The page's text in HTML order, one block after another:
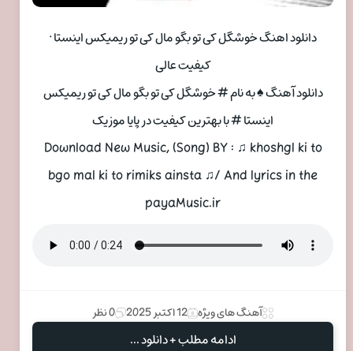
دانلود اهنگ خوشگل کی تو بگو مال کی تو ریمیکس اینستا ·
کیفیت عالی
دانلود آهنگ ♠ به نام # خوشگل کی تو بگو مال کی تو ریمیکس
اینستا # با بهترین کیفیت در پایا موزیک
Download New Music, (Song) BY : ♫ khoshgl ki to
bgo mal ki to rimiks ainsta ♫/ And lyrics in the
payaMusic.ir
آهنگ های ویژه 12 اکتبر 2025 0 نظر
ادامه مطلب + دانلود ...